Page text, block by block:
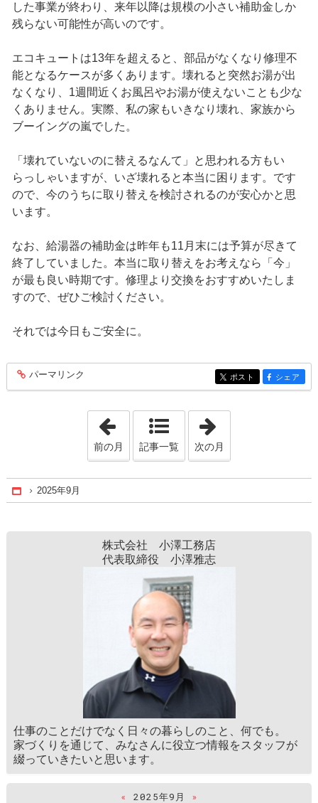
した事業が終わり、来年以降は規模の小さい補助金しか
残らない可能性が高いのです。
エコキュートは13年を超えると、部品がなくなり修理不
能となるケースが多くあります。壊れると突然お湯が出
なくなり、1週間近くお風呂やお湯が使えないことも少な
くありません。実際、私の家もいきなり壊れ、家族から
ブーイングの嵐でした。
「壊れていないのに替えるなんて」と思われる方もい
らっしゃいますが、いざ壊れると本当に困ります。です
ので、今のうちに取り替えを検討されるのが安心かと思
います。
なお、給湯器の補助金は昨年も11月末には予算が尽きて
終了していました。本当に取り替えをお考えなら「今」
が最も良い時期です。修理より交換をおすすめいたしま
すので、ぜひご検討ください。
それでは今日もご安全に。
entry398
パーマリンク entry398
ポスト entry398
シェア
「2025年7月」
前の月 記事一覧 次の月
Home
2025年9月
株式会社 小澤工務店
代表取締役 小澤雅志
仕事のことだけでなく日々の暮らしのこと、何でも。
家づくりを通じて、みなさんに役立つ情報をスタッフが
綴っていきたいと思います。
« 2025年9月
»